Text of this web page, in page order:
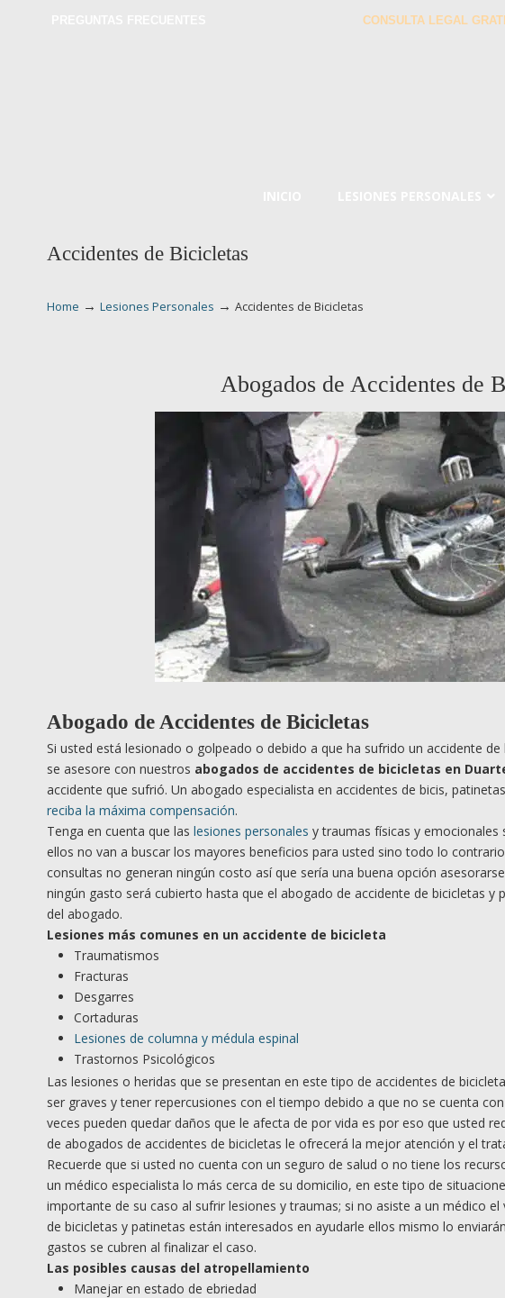
CONSULTA LEGAL
Accidentes de Bicicletas
Home → Lesiones Personales → Accidentes de Bicicletas
Abogados de Accidentes de
Abogado de Accidentes de Bicicletas
Si usted está lesionado o golpeado o debido a que ha sufrido un accidente
se asesore con nuestros abogados de accidentes de bicicletas en
accidente que sufrió. Un abogado especialista en accidentes de bicis,
reciba la máxima compensación.
Tenga en cuenta que las lesiones personales y traumas físicas y
ellos no van a buscar los mayores beneficios para usted sino todo lo
consultas no generan ningún costo así que sería una buena opción
ningún gasto será cubierto hasta que el abogado de accidente de bicicletas
del abogado.
Lesiones más comunes en un accidente de bicicleta
Traumatismos
Fracturas
Desgarres
Cortaduras
Lesiones de columna y médula espinal
Trastornos Psicológicos
Las lesiones o heridas que se presentan en este tipo de accidentes de
ser graves y tener repercusiones con el tiempo debido a que no se cuenta
veces pueden quedar daños que le afecta de por vida es por eso que usted
de abogados de accidentes de bicicletas le ofrecerá la mejor atención y el
Recuerde que si usted no cuenta con un seguro de salud o no tiene los
un médico especialista lo más cerca de su domicilio, en este tipo de
importante de su caso al sufrir lesiones y traumas; si no asiste a un médico
de bicicletas y patinetas están interesados en ayudarle ellos mismo lo
gastos se cubren al finalizar el caso.
Las posibles causas del atropellamiento
Manejar en estado de ebriedad